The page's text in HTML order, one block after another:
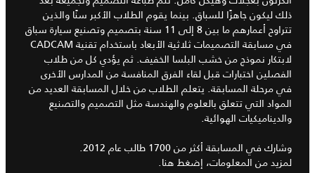
ذلك ليكون جاهزًا للسباق. بينما يقوم الطلاب الأكبر سنًا والذين
تتراوح أعمارهم ما بين 8 إلى 11 سنة بتصميم وتصنيع سيارة سباق
في مسابقة التصميمات ثلاثية الأبعاد باستخدام تقنية CADCAM
لابتكار نموذج من خشب البلسا الخفيف. ثم يؤدي كل من طلاب
الفصلين اختبارات قبل لقاء الفرق المنافسة من المدارس الأخرى
في مرحلة المسابقة. يتعلم الطلاب من خلال المسابقة العديد من
المواد التي تتعلق بالعلوم والهندسة مثل التصميم والتصنيع
والديناميكيات الهوائية.
وشارك في المسابقة أكثر من 1700 طالب عام 2012.
لمزيد من المعلومات، إضغط هنا.